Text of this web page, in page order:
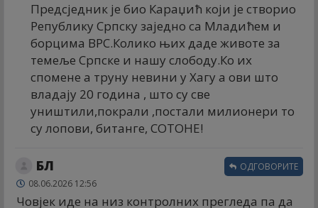
Предсједник је био Караџић који је створио
Републику Српску заједно са Младићем и
борцима ВРС.Колико њих даде животе за
темеље Српске и нашу слободу.Ко их
спомене а труну невини у Хагу а ови што
владају 20 година , што су све
уништили,покрали ,постали милионери то
су лопови, битанге, СОТОНЕ!
БЛ
08.06.2026 12:56
Човјек иде на низ контролних прегледа па да
ОДГОВОРИТЕ